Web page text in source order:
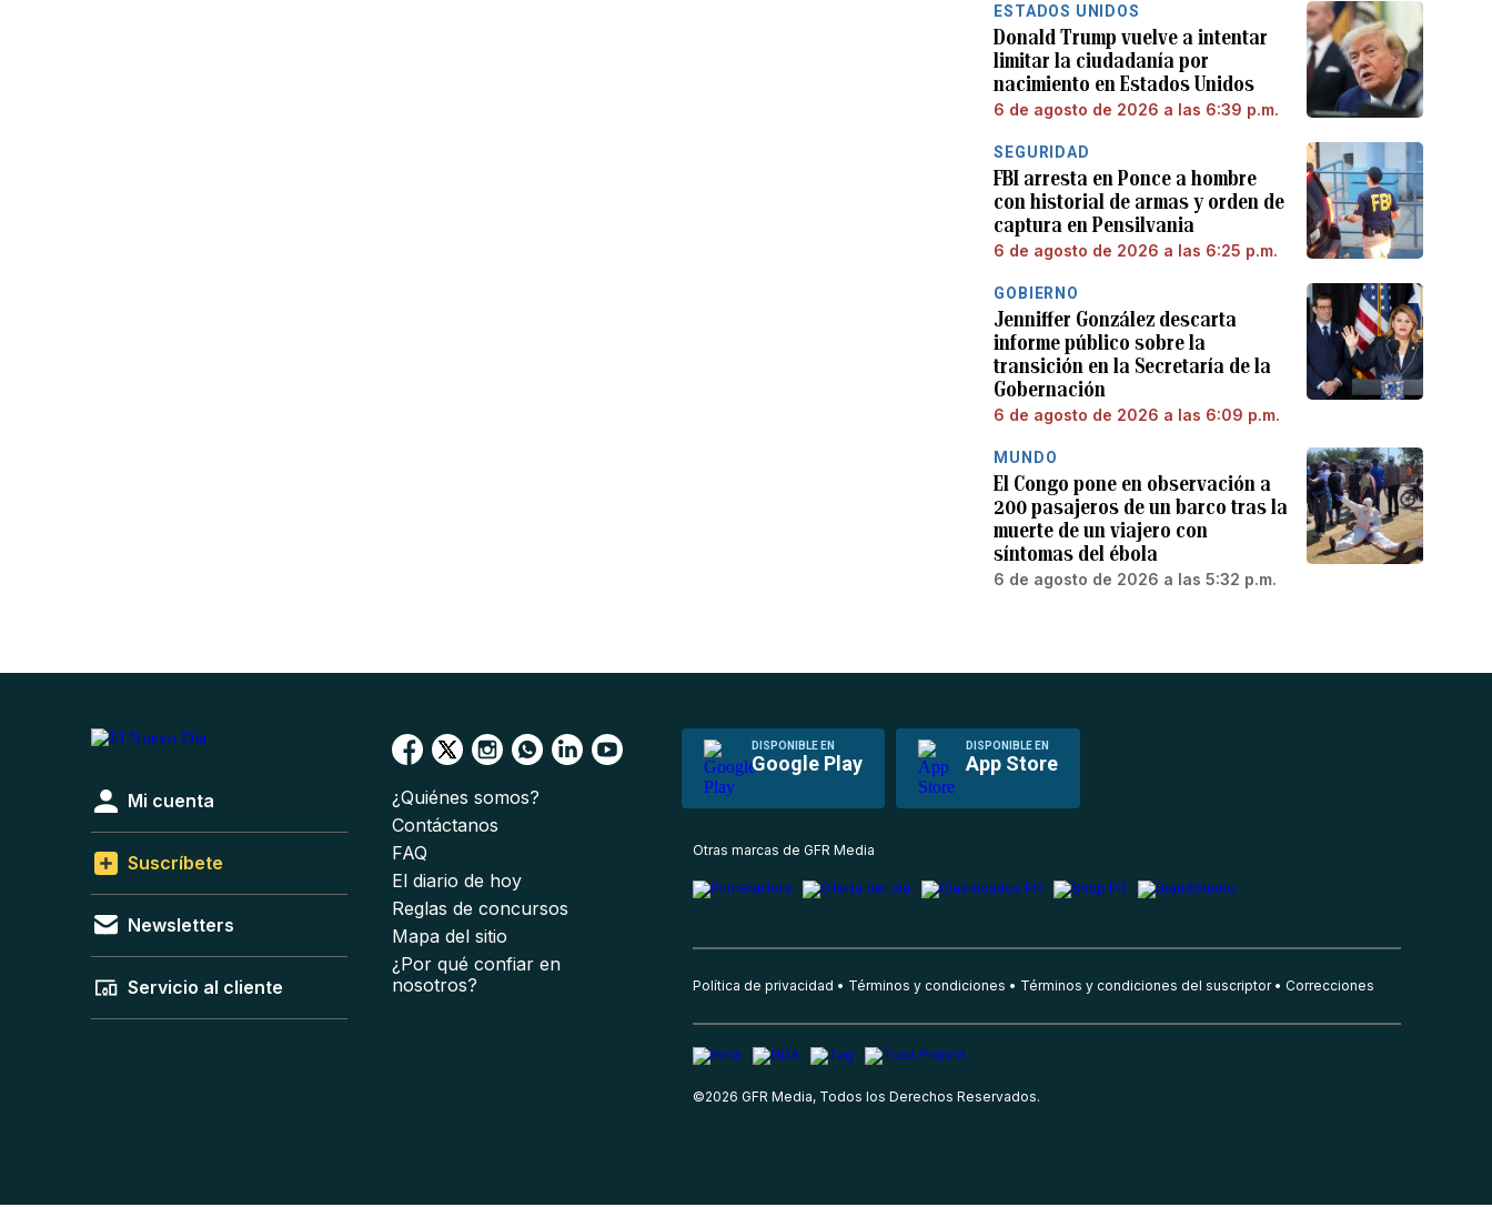
ESTADOS UNIDOS
Donald Trump vuelve a intentar
limitar la ciudadanía por
nacimiento en Estados Unidos
6 de agosto de 2026 a las 6:39 p.m.
SEGURIDAD
FBI arresta en Ponce a hombre
con historial de armas y orden de
captura en Pensilvania
6 de agosto de 2026 a las 6:25 p.m.
GOBIERNO
Jenniffer González descarta
informe público sobre la
transición en la Secretaría de la
Gobernación
6 de agosto de 2026 a las 6:09 p.m.
MUNDO
El Congo pone en observación a
200 pasajeros de un barco tras la
muerte de un viajero con
síntomas del ébola
6 de agosto de 2026 a las 5:32 p.m.
DISPONIBLE EN
Google Play
DISPONIBLE EN
App Store
Mi cuenta
Suscríbete
Newsletters
Servicio al cliente
¿Quiénes somos?
Contáctanos
FAQ
El diario de hoy
Reglas de concursos
Mapa del sitio
¿Por qué confiar en
nosotros?
Otras marcas de GFR Media
Política de privacidad Términos y condiciones Términos y condiciones del suscriptor Correcciones
©2026 GFR Media, Todos los Derechos Reservados.